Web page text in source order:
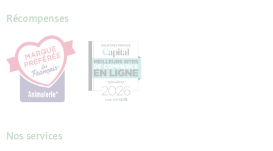
Récompenses
Nos services